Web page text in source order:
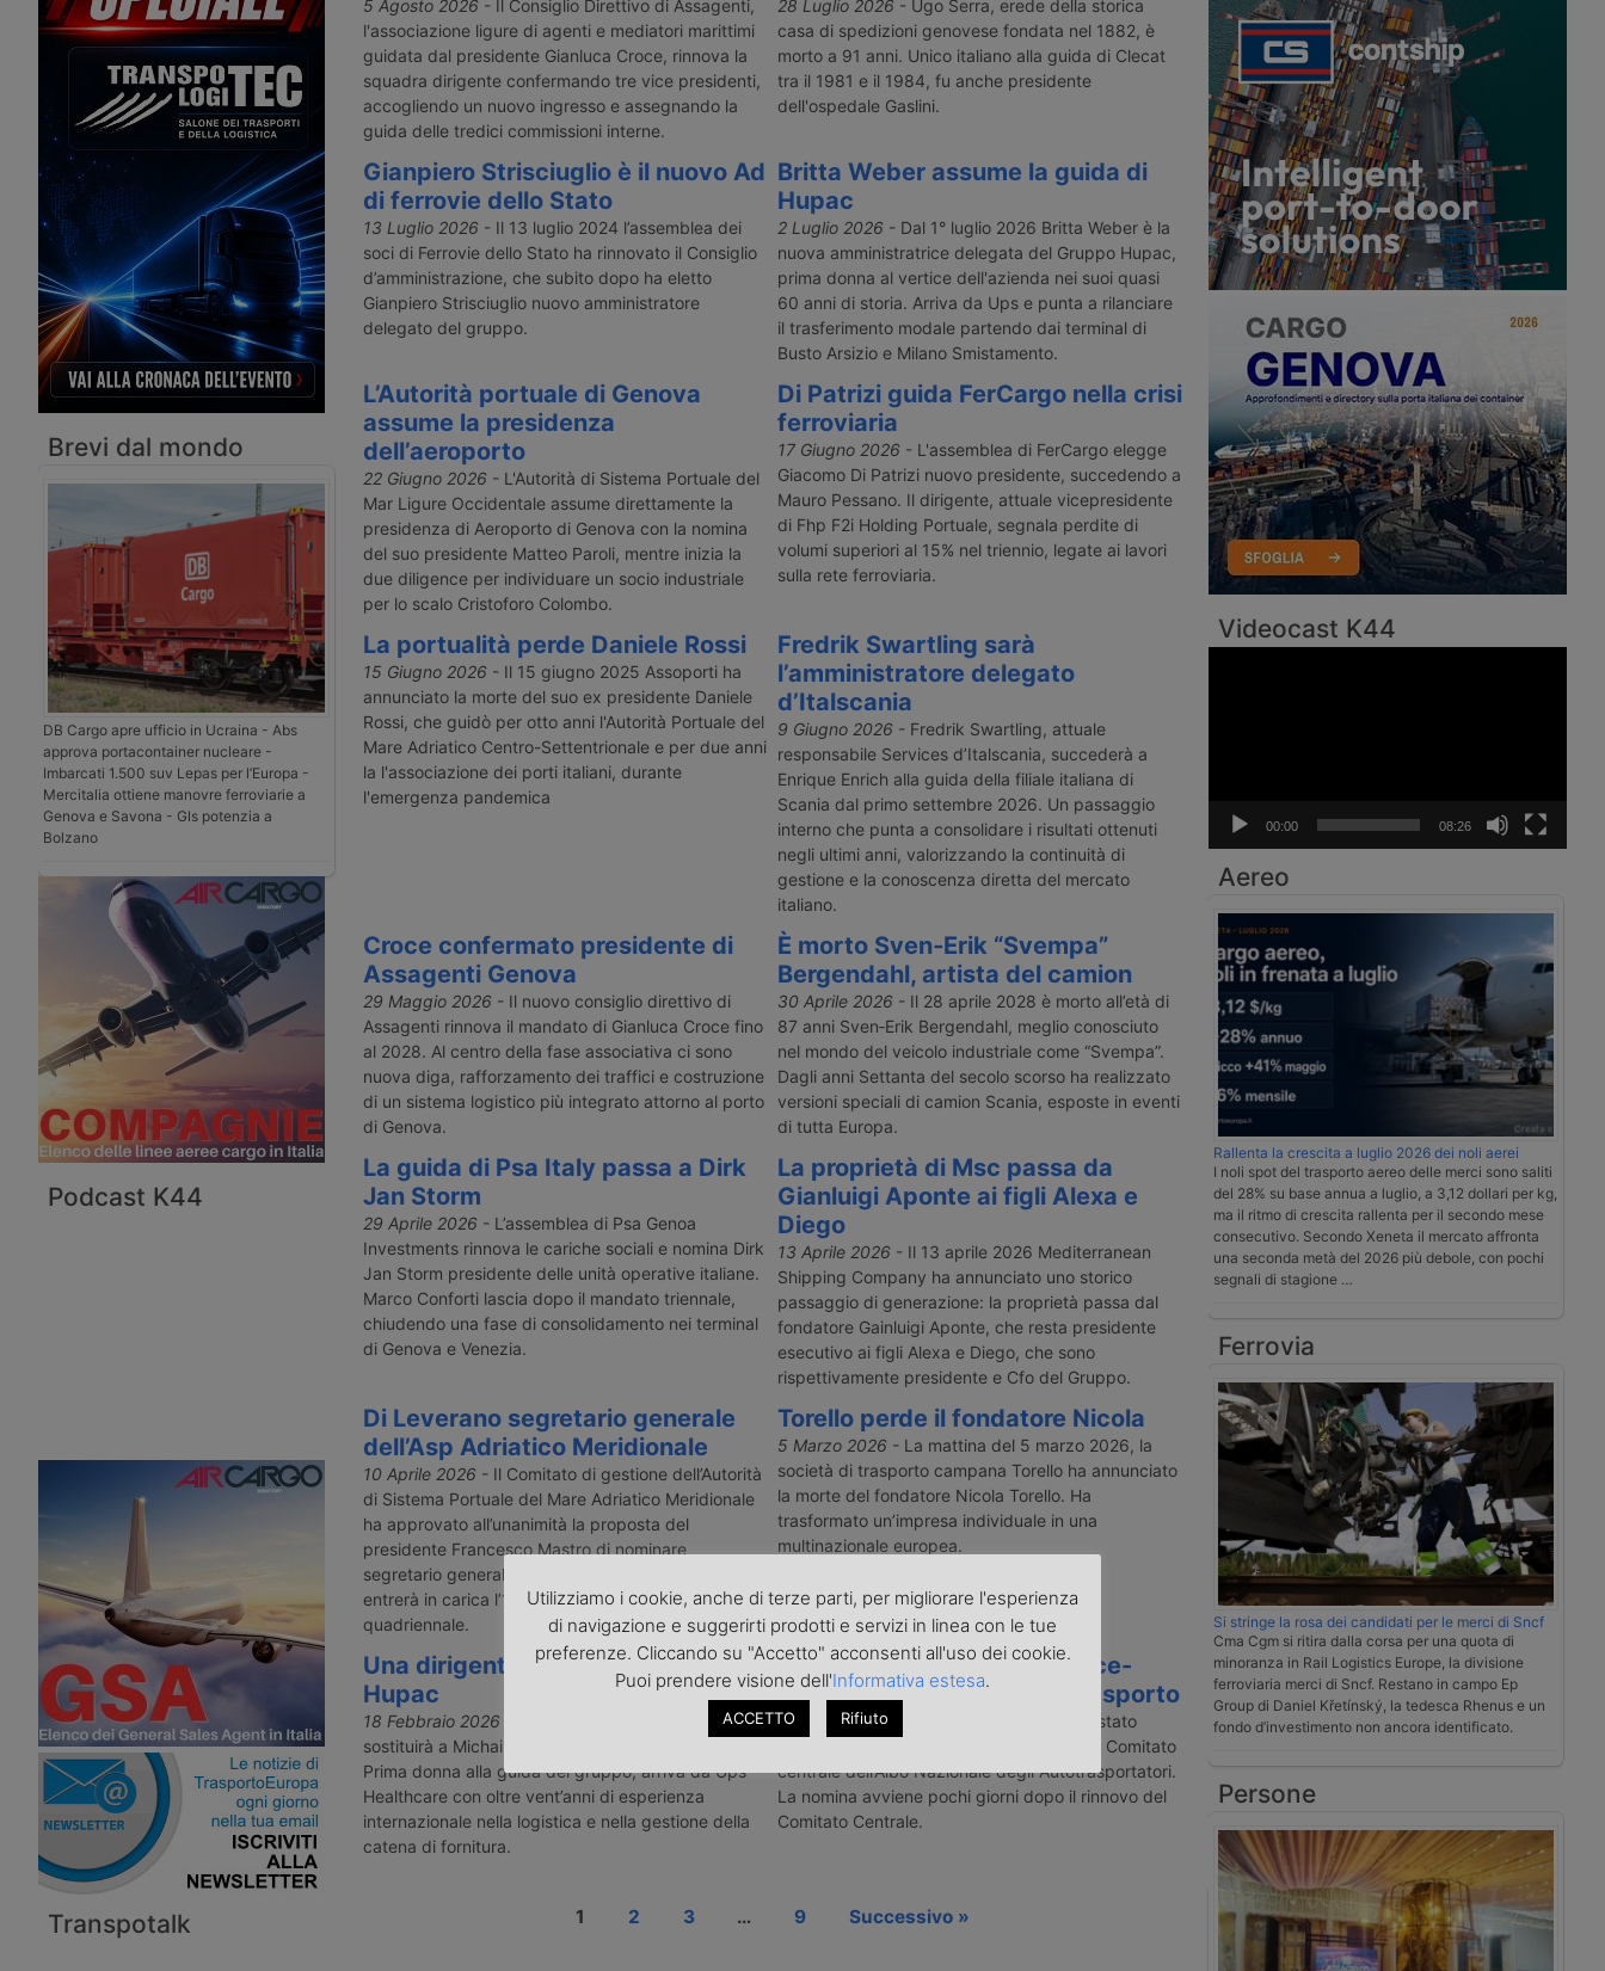
ha generato Carte di qualificazione
del conducente con scadenze errate.
Decine di migliaia di autisti
professionali rischiano sanzioni,
sospensioni e costi di rinnovo fino a
2.550 euro.
indetto il fermo nazionale
dell’autotrasporto dal 25 al 29
maggio 2026. Polemiche su quello,
sospeso, di Trasportounito.
seconda generazione dal 1° luglio
2026 per i veicoli tra 2,5 e 3,5
tonnellate nei trasporti
internazionali e cabotaggio,
chiarendo esclusioni, controlli e
terrestre, che integra treno e
camion, per evitare la rotta navale
che transita nello Stretto di Hormuz.
delle batterie sui veicoli industriali. Il
progetto inizierà con cento camion
della cinese Chery.
Brevi dal mondo
DB Cargo apre ufficio in Ucraina - Abs
approva portacontainer nucleare -
Imbarcati 1.500 suv Lepas per l’Europa -
Mercitalia ottiene manovre ferroviarie a
Genova e Savona - Gls potenzia a
Bolzano
Podcast K44
Transpotalk
5 Agosto 2026 - Il Consiglio Direttivo di Assagenti,
l'associazione ligure di agenti e mediatori marittimi
guidata dal presidente Gianluca Croce, rinnova la
squadra dirigente confermando tre vice presidenti,
accogliendo un nuovo ingresso e assegnando la
guida delle tredici commissioni interne.
28 Luglio 2026 - Ugo Serra, erede della storica
casa di spedizioni genovese fondata nel 1882, è
morto a 91 anni. Unico italiano alla guida di Clecat
tra il 1981 e il 1984, fu anche presidente
dell'ospedale Gaslini.
Gianpiero Strisciuglio è il nuovo Ad
di ferrovie dello Stato
13 Luglio 2026 - Il 13 luglio 2024 l’assemblea dei
soci di Ferrovie dello Stato ha rinnovato il Consiglio
d’amministrazione, che subito dopo ha eletto
Gianpiero Strisciuglio nuovo amministratore
delegato del gruppo.
Britta Weber assume la guida di
Hupac
2 Luglio 2026 - Dal 1° luglio 2026 Britta Weber è la
nuova amministratrice delegata del Gruppo Hupac,
prima donna al vertice dell'azienda nei suoi quasi
60 anni di storia. Arriva da Ups e punta a rilanciare
il trasferimento modale partendo dai terminal di
Busto Arsizio e Milano Smistamento.
L’Autorità portuale di Genova
assume la presidenza
dell’aeroporto
22 Giugno 2026 - L'Autorità di Sistema Portuale del
Mar Ligure Occidentale assume direttamente la
presidenza di Aeroporto di Genova con la nomina
del suo presidente Matteo Paroli, mentre inizia la
due diligence per individuare un socio industriale
per lo scalo Cristoforo Colombo.
Di Patrizi guida FerCargo nella crisi
ferroviaria
17 Giugno 2026 - L'assemblea di FerCargo elegge
Giacomo Di Patrizi nuovo presidente, succedendo a
Mauro Pessano. Il dirigente, attuale vicepresidente
di Fhp F2i Holding Portuale, segnala perdite di
volumi superiori al 15% nel triennio, legate ai lavori
sulla rete ferroviaria.
La portualità perde Daniele Rossi
15 Giugno 2026 - Il 15 giugno 2025 Assoporti ha
annunciato la morte del suo ex presidente Daniele
Rossi, che guidò per otto anni l'Autorità Portuale del
Mare Adriatico Centro-Settentrionale e per due anni
la l'associazione dei porti italiani, durante
l'emergenza pandemica
Fredrik Swartling sarà
l’amministratore delegato
d’Italscania
9 Giugno 2026 - Fredrik Swartling, attuale
responsabile Services d’Italscania, succederà a
Enrique Enrich alla guida della filiale italiana di
Scania dal primo settembre 2026. Un passaggio
interno che punta a consolidare i risultati ottenuti
negli ultimi anni, valorizzando la continuità di
gestione e la conoscenza diretta del mercato
italiano.
Croce confermato presidente di
Assagenti Genova
29 Maggio 2026 - Il nuovo consiglio direttivo di
Assagenti rinnova il mandato di Gianluca Croce fino
al 2028. Al centro della fase associativa ci sono
nuova diga, rafforzamento dei traffici e costruzione
di un sistema logistico più integrato attorno al porto
di Genova.
È morto Sven‑Erik “Svempa”
Bergendahl, artista del camion
30 Aprile 2026 - Il 28 aprile 2028 è morto all’età di
87 anni Sven‑Erik Bergendahl, meglio conosciuto
nel mondo del veicolo industriale come “Svempa”.
Dagli anni Settanta del secolo scorso ha realizzato
versioni speciali di camion Scania, esposte in eventi
di tutta Europa.
La guida di Psa Italy passa a Dirk
Jan Storm
29 Aprile 2026 - L’assemblea di Psa Genoa
Investments rinnova le cariche sociali e nomina Dirk
Jan Storm presidente delle unità operative italiane.
Marco Conforti lascia dopo il mandato triennale,
chiudendo una fase di consolidamento nei terminal
di Genova e Venezia.
La proprietà di Msc passa da
Gianluigi Aponte ai figli Alexa e
Diego
13 Aprile 2026 - Il 13 aprile 2026 Mediterranean
Shipping Company ha annunciato uno storico
passaggio di generazione: la proprietà passa dal
fondatore Gainluigi Aponte, che resta presidente
esecutivo ai figli Alexa e Diego, che sono
rispettivamente presidente e Cfo del Gruppo.
Di Leverano segretario generale
dell’Asp Adriatico Meridionale
10 Aprile 2026 - Il Comitato di gestione dell’Autorità
di Sistema Portuale del Mare Adriatico Meridionale
ha approvato all’unanimità la proposta del
presidente Francesco Mastro di nominare
segretario generale Francesco Di Leverano, che
entrerà in carica l’11 maggio con un mandato
quadriennale.
Torello perde il fondatore Nicola
5 Marzo 2026 - La mattina del 5 marzo 2026, la
società di trasporto campana Torello ha annunciato
la morte del fondatore Nicola Torello. Ha
trasformato un’impresa individuale in una
multinazionale europea.
Una dirigente di Ups alla guida di
Hupac
18 Febbraio 2026 - Il 1° luglio 2026 Britta Weber
sostituirà a Michail Stahlhut come Ceo di Hupac.
Prima donna alla guida del gruppo, arriva da Ups
Healthcare con oltre vent’anni di esperienza
internazionale nella logistica e nella gestione della
catena di fornitura.
Amedeo Genedani eletto vice-
presidente dell’Albo Autotrasporto
17 Febbraio 2026
- Amedeo Genedani, è stato
eletto a febbraio 2026 vicepresidente del Comitato
centrale dell’Albo Nazionale degli Autotrasportatori.
La nomina avviene pochi giorni dopo il rinnovo del
Comitato Centrale.
1 2 3 … 9 Successivo »
Videocast K44
00:00 08:26
Aereo
Rallenta la crescita a luglio 2026 dei noli aerei
I noli spot del trasporto aereo delle merci sono saliti
del 28% su base annua a luglio, a 3,12 dollari per kg,
ma il ritmo di crescita rallenta per il secondo mese
consecutivo. Secondo Xeneta il mercato affronta
una seconda metà del 2026 più debole, con pochi
segnali di stagione …
Ferrovia
Si stringe la rosa dei candidati per le merci di Sncf
Cma Cgm si ritira dalla corsa per una quota di
minoranza in Rail Logistics Europe, la divisione
ferroviaria merci di Sncf. Restano in campo Ep
Group di Daniel Křetínský, la tedesca Rhenus e un
fondo d’investimento non ancora identificato.
Persone
Utilizziamo i cookie, anche di terze parti, per migliorare l'esperienza
di navigazione e suggerirti prodotti e servizi in linea con le tue
preferenze. Cliccando su "Accetto" acconsenti all'uso dei cookie.
Puoi prendere visione dell'Informativa estesa.
ACCETTO Rifiuto